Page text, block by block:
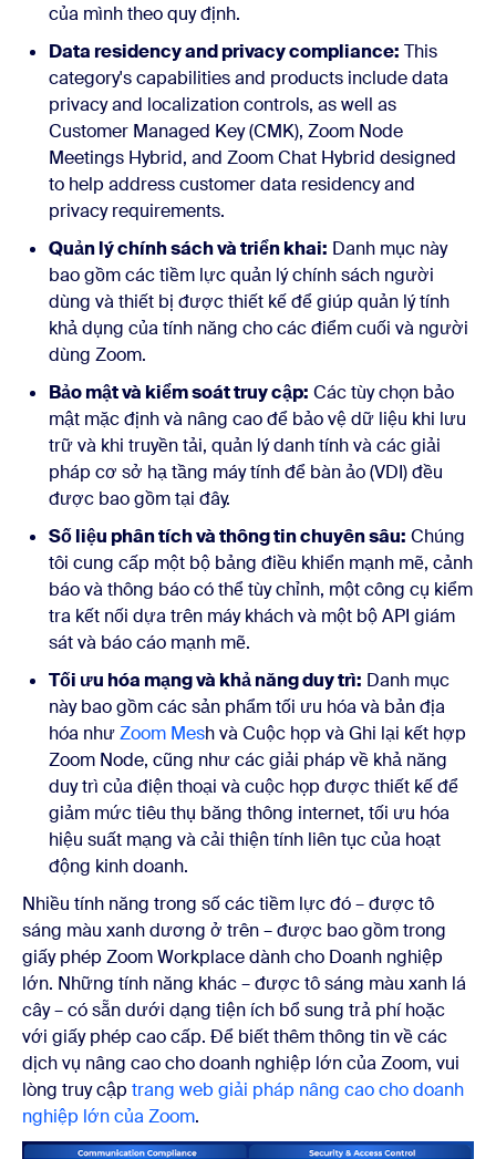
của mình theo quy định.
Data residency and privacy compliance: This
category's capabilities and products include data
privacy and localization controls, as well as
Customer Managed Key (CMK), Zoom Node
Meetings Hybrid, and Zoom Chat Hybrid designed
to help addresscustomer data residencyand
privacy requirements.
Quản lý chính sách và triển khai: Danh mục này
bao gồm các tiềm lực quản lý chính sách người
dùng và thiết bị được thiết kế để giúp quản lý tính
khả dụng của tính năng cho các điểm cuối và người
dùng Zoom.
Bảo mật và kiểm soát truy cập: Các tùy chọn bảo
mật mặc định và nâng caođể bảo vệ dữ liệu khi lưu
trữ và khi truyền tải, quản lý danh tính và các giải
pháp cơ sở hạ tầng máy tính để bàn ảo (VDI) đều
được bao gồm tại đây.
Số liệu phân tích và thông tin chuyên sâu: Chúng
tôi cung cấp một bộ bảng điều khiển mạnh mẽ, cảnh
báo và thông báo có thể tùy chỉnh, một công cụ kiểm
tra kết nối dựa trên máy khách và một bộ API giám
sát và báo cáo mạnh mẽ.
Tối ưu hóa mạng và khả năng duy trì: Danh mục
này bao gồm các sản phẩm tối ưu hóa và bản địa
hóa nhưZoom Mesh và Cuộc họp và Ghi lại kết hợp
Zoom Node, cũng như các giải pháp về khả năng
duy trì của điện thoại và cuộc họp được thiết kế để
giảm mức tiêu thụ băng thông internet, tối ưu hóa
hiệu suất mạng và cải thiện tính liên tục của hoạt
động kinh doanh.
Nhiều tính năng trong số các tiềm lực đó–được tô
sáng màu xanh dương ở trên–được bao gồm trong
giấy phép Zoom Workplace dành cho Doanh nghiệp
lớn. Những tính năng khác–được tô sáng màu xanh lá
cây–có sẵn dưới dạng tiện ích bổ sung trả phí hoặc
với giấy phép cao cấp. Để biết thêm thông tin về các
dịch vụ nâng cao cho doanh nghiệp lớn của Zoom, vui
lòng truy cập trang web giải pháp nâng cao cho doanh
nghiệp lớn của Zoom.